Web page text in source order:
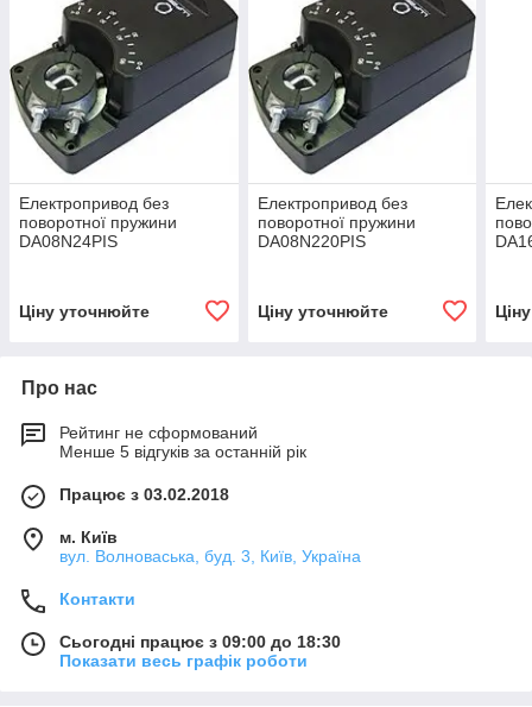
Електропривод без
поворотної пружини
DA08N24PIS
Ціну уточнюйте
Електропривод без
поворотної пружини
DA08N220PIS
Ціну уточнюйте
Про нас
Рейтинг не сформований
Менше 5 відгуків за останній рік
Працює з 03.02.2018
м. Київ
вул. Волноваська, буд. 3, Київ, Україна
Контакти
Сьогодні працює з 09:00 до 18:30
Показати весь графік роботи